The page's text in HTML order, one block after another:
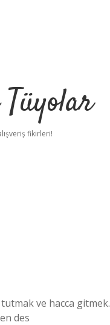
fikirleri!
ve hacca gitmek.
des